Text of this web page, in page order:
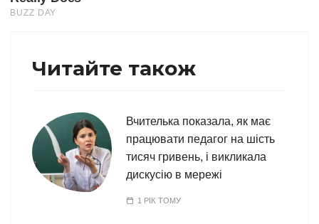
Читайте також
Вчителька показала, як має
працювати педагог на шість
тисяч гривень, і викликала
дискусію в мережі
1 РІК ТОМУ